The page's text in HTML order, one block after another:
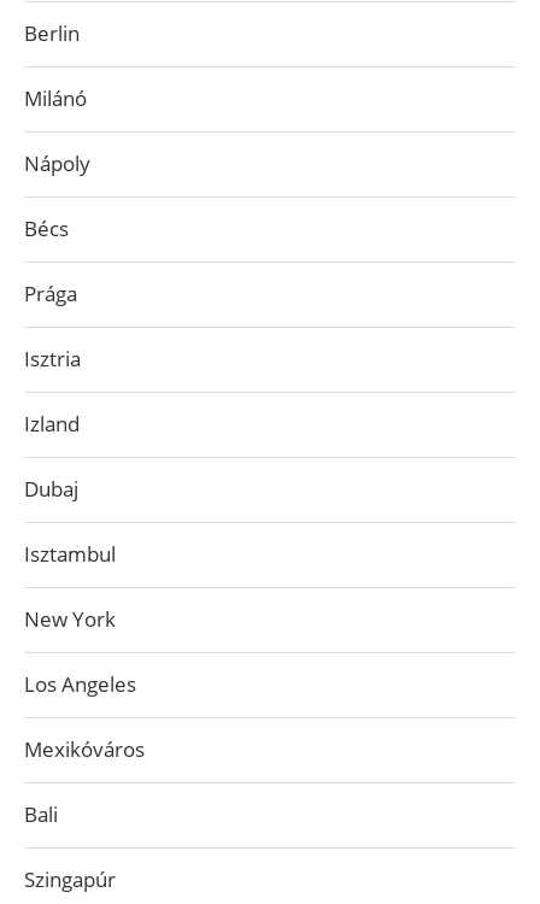
Berlin
Milánó
Nápoly
Bécs
Prága
Isztria
Izland
Dubaj
Isztambul
New York
Los Angeles
Mexikóváros
Bali
Szingapúr